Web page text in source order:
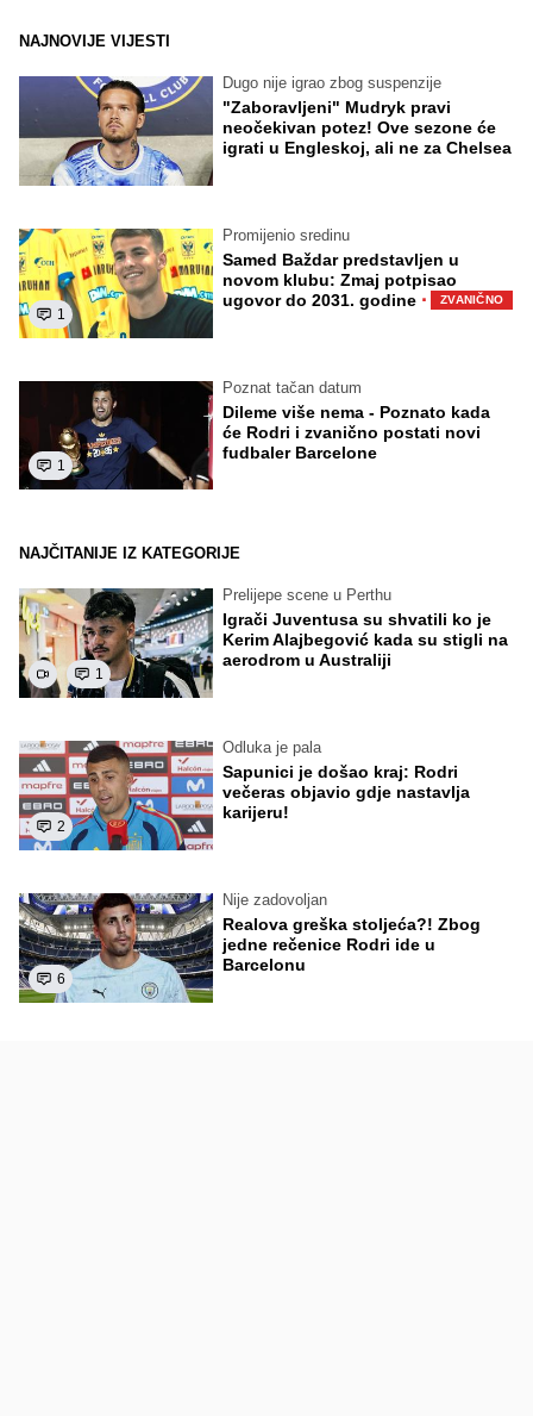
NAJNOVIJE VIJESTI
Dugo nije igrao zbog suspenzije
"Zaboravljeni" Mudryk pravi
neočekivan potez! Ove sezone će
igrati u Engleskoj, ali ne za Chelsea
1
Promijenio sredinu
Samed Baždar predstavljen u
novom klubu: Zmaj potpisao
ugovor do 2031. godine · ZVANIČNO
1
Poznat tačan datum
Dileme više nema - Poznato kada
će Rodri i zvanično postati novi
fudbaler Barcelone
NAJČITANIJE IZ KATEGORIJE
1
Prelijepe scene u Perthu
Igrači Juventusa su shvatili ko je
Kerim Alajbegović kada su stigli na
aerodrom u Australiji
2
Odluka je pala
Sapunici je došao kraj: Rodri
večeras objavio gdje nastavlja
karijeru!
6
Nije zadovoljan
Realova greška stoljeća?! Zbog
jedne rečenice Rodri ide u
Barcelonu